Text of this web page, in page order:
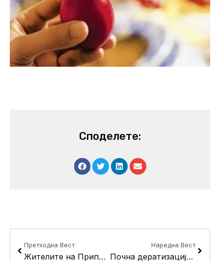
Споделете:
Претходна Вест
Жителите на Припор и Камeник на средба со градоначалникот Беличанец-Алексиќ
Наредна Вест
Почна дератизацијата во Кисела Вода